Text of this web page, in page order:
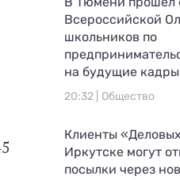
Всероссийской
школьников по
на будущие
20:32 | Общество
Клиенты
Иркутске могут
посылки через